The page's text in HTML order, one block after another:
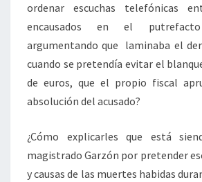
ordenar escuchas telefónicas
encausados en el
argumentando que laminaba el
cuando se pretendía evitar el
de euros, que el propio fiscal
absolución del acusado?
¿Cómo explicarles que está
magistrado Garzón por pretender
y causas de las muertes habidas